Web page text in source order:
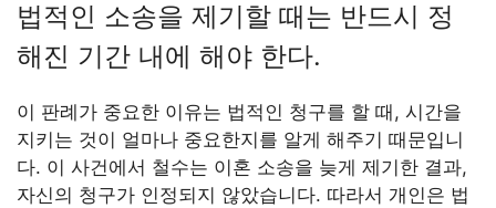
법적인 소송을 제기할 때는 반드시 정
해진 기간 내에 해야 한다.
이 판례가 중요한 이유는 법적인 청구를 할 때, 시간을
지키는 것이 얼마나 중요한지를 알게 해주기 때문입니
다. 이 사건에서 철수는 이혼 소송을 늦게 제기한 결과,
자신의 청구가 인정되지 않았습니다. 따라서 개인은 법